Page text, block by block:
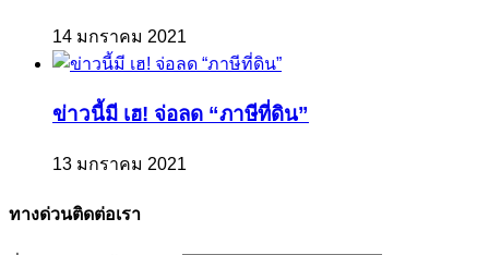
14 มกราคม 2021
ข่าวนี้มี เฮ! จ่อลด “ภาษีที่ดิน”
13 มกราคม 2021
ทางด่วนติดต่อเรา